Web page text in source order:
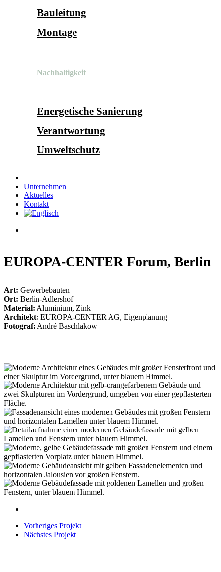
Bauleitung
Montage
Nachhaltigkeit
Energetische Sanierung
Verantwortung
Umweltschutz
Unternehmen
Aktuelles
Kontakt
001_europa_forum_adlershof.jpg
002_europa_forum_adlershof.jpg
003_europa_forum_adlershof.jpg
004_europa_forum_adlershof.jpg
005_europa_forum_adlershof.jpg
006_europa_forum_adlershof.jpg
EUROPA-CENTER Forum, Berlin
Art: Gewerbebauten
Ort: Berlin-Adlershof
Material: Aluminium, Zink
Architekt: EUROPA-CENTER AG, Eigenplanung
Fotograf: André Baschlakow
Vorheriges Projekt
Nächstes Projekt